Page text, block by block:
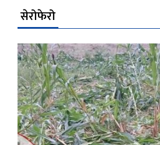
सेरोफेरो